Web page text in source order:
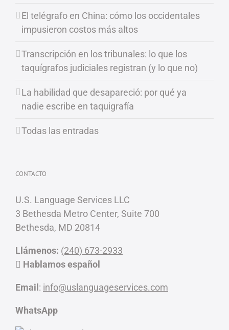
El telégrafo en China: cómo los occidentales
impusieron costos más altos
Transcripción en los tribunales: lo que los
taquígrafos judiciales registran (y lo que no)
La habilidad que desapareció: por qué ya
nadie escribe en taquigrafía
Todas las entradas
CONTACTO
U.S. Language Services LLC
3 Bethesda Metro Center, Suite 700
Bethesda, MD 20814
Llámenos: (240) 673-2933
Hablamos español
Email: info@uslanguageservices.com
WhatsApp